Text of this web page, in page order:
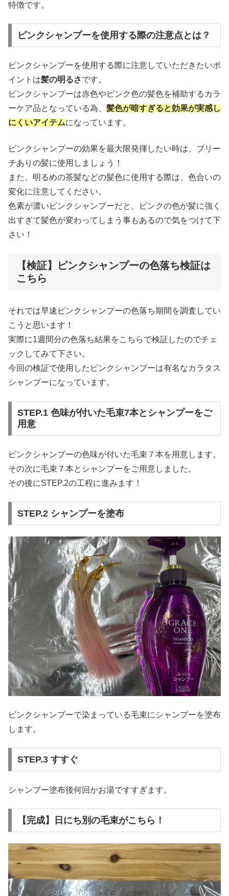
特徴です。
ピンクシャンプーを使用する際の注意点とは？
ピンクシャンプーを使用する際に注意していただきたいポ
イントは髪の明るさです。
ピンクシャンプーは赤色やピンク色の髪色を補助するカラ
ーケア品となっている為、 髪色が暗すぎると効果が実感し
にくいアイテムになっています。
ピンクシャンプーの効果を最大限発揮したい時は、ブリー
チありの髪に使用しましょう！
また、明るめの茶髪などの髪色に使用する際は、色合いの
変化に注意してください。
色素が濃いピンクシャンプーだと、ピンクの色が髪に強く
出すぎて髪色が変わってしまう事もあるので気をつけて下
さい！
【検証】ピンクシャンプーの色落ち検証は
こちら
それでは早速ピンクシャンプーの色落ち期間を調査してい
こうと思います！
実際に1週間分の色落ち結果をこちらで検証したのでチェ
ックしてみて下さい。
今回の検証で使用したピンクシャンプーは有名なカラタス
シャンプーになっています。
STEP.1 色味が付いた毛束7本とシャンプーをご
用意
ピンクシャンプーの色味が付いた毛束７本を用意します。
その次に毛束７本とシャンプーをご用意しました。
その後にSTEP.2の工程に進みます！
STEP.2 シャンプーを塗布
ピンクシャンプーで染まっている毛束にシャンプーを塗布
します。
STEP.3 すすぐ
シャンプー塗布後何回かお湯ですすぎます。
【完成】日にち別の毛束がこちら！